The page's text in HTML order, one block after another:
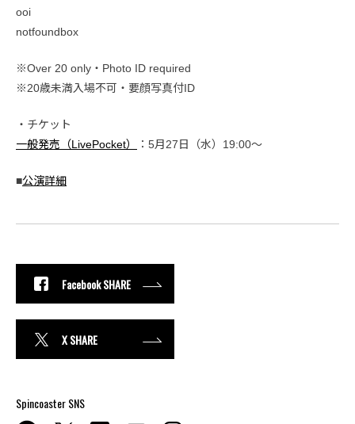
ooi
notfoundbox
※Over 20 only・Photo ID required
※20歳未満入場不可・要顔写真付ID
・チケット
一般発売（LivePocket）
：5月27日（水）19:00〜
■公演詳細
Facebook SHARE
X SHARE
Spincoaster SNS